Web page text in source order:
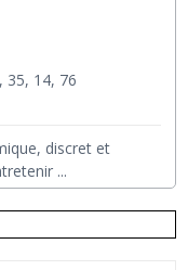
35, 14, 76
discret et
...